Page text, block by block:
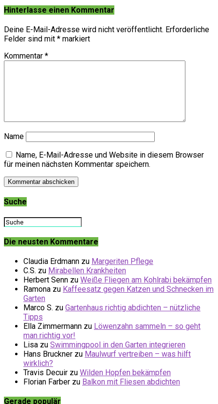
Hinterlasse einen Kommentar
Deine E-Mail-Adresse wird nicht veröffentlicht. Erforderliche
Felder sind mit * markiert
Kommentar *
Name
Name, E-Mail-Adresse und Website in diesem Browser
für meinen nächsten Kommentar speichern.
Suche
Die neusten Kommentare
Claudia Erdmann zu Margeriten Pflege
C.S. zu Mirabellen Krankheiten
Herbert Senn zu Weiße Fliegen am Kohlrabi bekämpfen
Ramona zu Kaffeesatz gegen Katzen und Schnecken im
Garten
Marco S. zu Gartenhaus richtig abdichten – nützliche
Tipps
Ella Zimmermann zu Löwenzahn sammeln – so geht
man richtig vor!
Lisa zu Swimmingpool in den Garten integrieren
Hans Bruckner zu Maulwurf vertreiben – was hilft
wirklich?
Travis Decuir zu Wilden Hopfen bekämpfen
Florian Farber zu Balkon mit Fliesen abdichten
Gerade populär